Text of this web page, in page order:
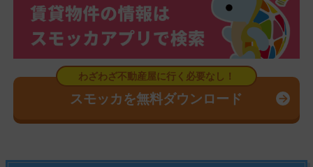
スモッカを無料ダウンロード